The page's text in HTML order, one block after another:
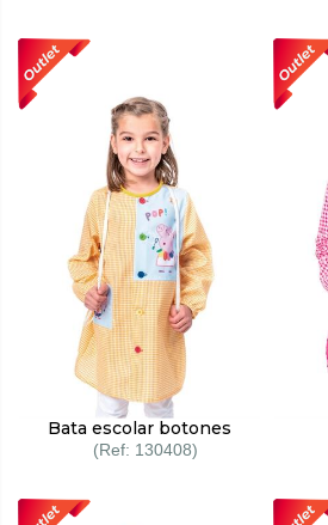
Bata escolar botones
130408